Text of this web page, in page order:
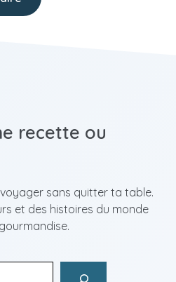
recette ou
sans quitter ta table.
et des histoires du monde